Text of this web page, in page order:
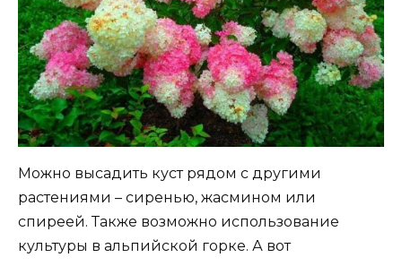
Можно высадить куст рядом с другими
растениями – сиренью, жасмином или
спиреей. Также возможно использование
культуры в альпийской горке. А вот